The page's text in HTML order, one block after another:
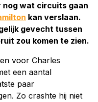
nog wat circuits gaan
kan verslaan.
gevecht tussen
zou komen te zien.
voor Charles
een aantal
paar
Zo crashte hij niet